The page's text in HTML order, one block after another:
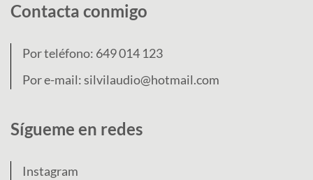
Contacta conmigo
Por teléfono: 649 014 123
Por e-mail:silvilaudio@hotmail.com
Sígueme en redes
Instagram